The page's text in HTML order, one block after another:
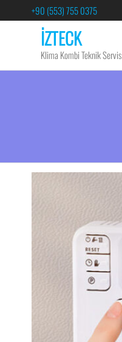
+90 (553) 755 0375
İZTECK
Klima Kombi Teknik Servis